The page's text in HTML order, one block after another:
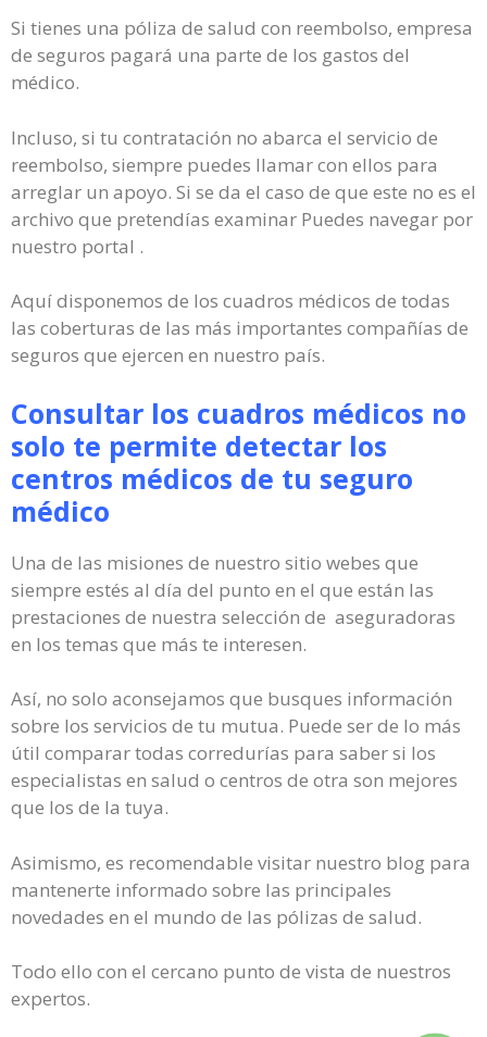
Si tienes una póliza de salud con reembolso, empresa
de seguros pagará una parte de los gastos del
médico.
Incluso, si tu contratación no abarca el servicio de
reembolso, siempre puedes llamar con ellos para
arreglar un apoyo. Si se da el caso de que este no es el
archivo que pretendías examinar Puedes navegar por
nuestro portal .
Aquí disponemos de los cuadros médicos de todas
las coberturas de las más importantes compañías de
seguros que ejercen en nuestro país.
Consultar los cuadros médicos no
solo te permite detectar los
centros médicos de tu seguro
médico
Una de las misiones de nuestro sitio webes que
siempre estés al día del punto en el que están las
prestaciones de nuestra selección de aseguradoras
en los temas que más te interesen.
Así, no solo aconsejamos que busques información
sobre los servicios de tu mutua. Puede ser de lo más
útil comparar todas corredurías para saber si los
especialistas en salud o centros de otra son mejores
que los de la tuya.
Asimismo, es recomendable visitar nuestro blog para
mantenerte informado sobre las principales
novedades en el mundo de las pólizas de salud.
Todo ello con el cercano punto de vista de nuestros
expertos.